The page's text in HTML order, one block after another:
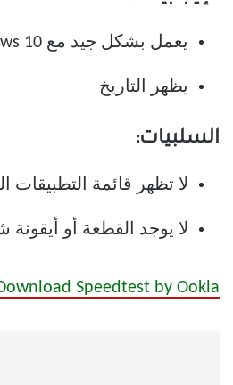
يعمل بشكل جيد مع Windows 10
يظهر التاريخ
السلبيات:
لا تظهر قائمة التطبيقات
لا يوجد القطعة أو أيقونة
Speedtest by Ookla